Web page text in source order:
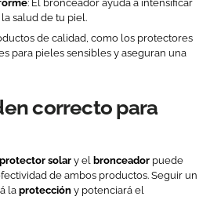
: El bronceador ayuda a intensificar
salud de tu piel.
de calidad, como los protectores
para pieles sensibles y aseguran una
correcto para
protector solar y el bronceador puede
de ambos productos. Seguir un
la protección y potenciará el